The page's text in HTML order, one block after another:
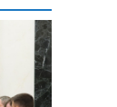
при
это